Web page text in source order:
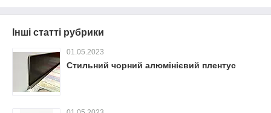
Інші статті рубрики
01.05.2023
Стильний чорний алюмінієвий плентус